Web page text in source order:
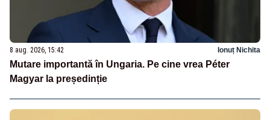
8 aug. 2026, 15:42 Ionuț Nichita
Mutare importantă în Ungaria. Pe cine vrea Péter
Magyar la președinție